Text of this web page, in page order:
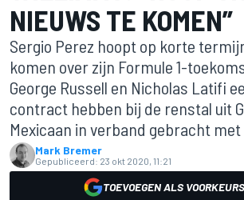
NIEUWS TE KOMEN”
Sergio Perez hoopt op korte
komen over zijn Formule 1-
George Russell en Nicholas Latifi
contract hebben bij de renstal uit
Mexicaan in verband gebracht met
Mark Bremer
Gepubliceerd: 23 okt 2020, 11:21
TOEVOEGEN ALS